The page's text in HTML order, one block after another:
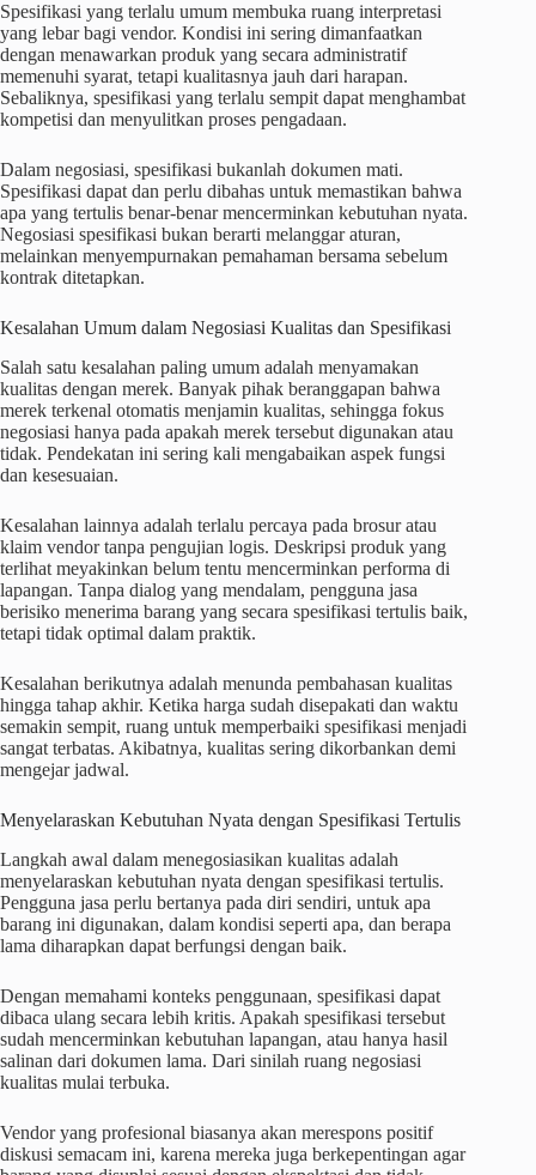
Spesifikasi yang terlalu umum membuka ruang interpretasi
yang lebar bagi vendor. Kondisi ini sering dimanfaatkan
dengan menawarkan produk yang secara administratif
memenuhi syarat, tetapi kualitasnya jauh dari harapan.
Sebaliknya, spesifikasi yang terlalu sempit dapat menghambat
kompetisi dan menyulitkan proses pengadaan.
Dalam negosiasi, spesifikasi bukanlah dokumen mati.
Spesifikasi dapat dan perlu dibahas untuk memastikan bahwa
apa yang tertulis benar-benar mencerminkan kebutuhan nyata.
Negosiasi spesifikasi bukan berarti melanggar aturan,
melainkan menyempurnakan pemahaman bersama sebelum
kontrak ditetapkan.
Kesalahan Umum dalam Negosiasi Kualitas dan Spesifikasi
Salah satu kesalahan paling umum adalah menyamakan
kualitas dengan merek. Banyak pihak beranggapan bahwa
merek terkenal otomatis menjamin kualitas, sehingga fokus
negosiasi hanya pada apakah merek tersebut digunakan atau
tidak. Pendekatan ini sering kali mengabaikan aspek fungsi
dan kesesuaian.
Kesalahan lainnya adalah terlalu percaya pada brosur atau
klaim vendor tanpa pengujian logis. Deskripsi produk yang
terlihat meyakinkan belum tentu mencerminkan performa di
lapangan. Tanpa dialog yang mendalam, pengguna jasa
berisiko menerima barang yang secara spesifikasi tertulis baik,
tetapi tidak optimal dalam praktik.
Kesalahan berikutnya adalah menunda pembahasan kualitas
hingga tahap akhir. Ketika harga sudah disepakati dan waktu
semakin sempit, ruang untuk memperbaiki spesifikasi menjadi
sangat terbatas. Akibatnya, kualitas sering dikorbankan demi
mengejar jadwal.
Menyelaraskan Kebutuhan Nyata dengan Spesifikasi Tertulis
Langkah awal dalam menegosiasikan kualitas adalah
menyelaraskan kebutuhan nyata dengan spesifikasi tertulis.
Pengguna jasa perlu bertanya pada diri sendiri, untuk apa
barang ini digunakan, dalam kondisi seperti apa, dan berapa
lama diharapkan dapat berfungsi dengan baik.
Dengan memahami konteks penggunaan, spesifikasi dapat
dibaca ulang secara lebih kritis. Apakah spesifikasi tersebut
sudah mencerminkan kebutuhan lapangan, atau hanya hasil
salinan dari dokumen lama. Dari sinilah ruang negosiasi
kualitas mulai terbuka.
Vendor yang profesional biasanya akan merespons positif
diskusi semacam ini, karena mereka juga berkepentingan agar